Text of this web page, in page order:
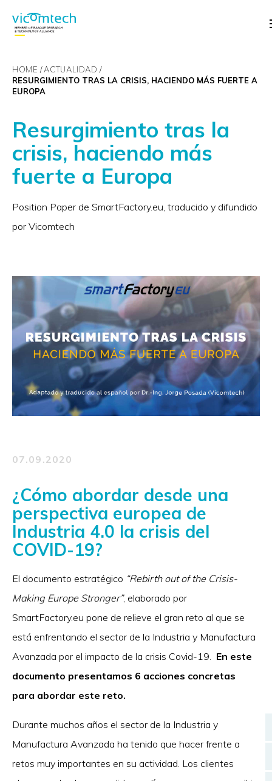
HOME
ACTUALIDAD
RESURGIMIENTO TRAS LA CRISIS, HACIENDO MÁS FUERTE A
EUROPA
Resurgimiento tras la
crisis, haciendo más
fuerte a Europa
Position Paper de SmartFactory.eu, traducido y difundido
por Vicomtech
07.09.2020
¿Cómo abordar desde una
perspectiva europea de
Industria 4.0 la crisis del
COVID-19?
El documento estratégico “Rebirth out of the Crisis-
Making Europe Stronger”, elaborado por
SmartFactory.eu pone de relieve el gran reto al que se
está enfrentando el sector de la Industria y Manufactura
Avanzada por el impacto de la crisis Covid-19. En este
documento presentamos 6 acciones concretas
para abordar este reto.
Durante muchos años el sector de la Industria y
Manufactura Avanzada ha tenido que hacer frente a
retos muy importantes en su actividad. Los clientes